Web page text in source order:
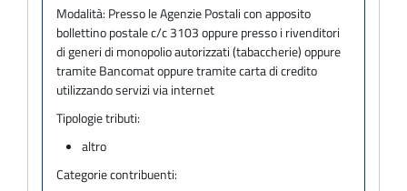
Modalità: Presso le Agenzie Postali con apposito
bollettino postale c/c 3103 oppure presso i rivenditori
di generi di monopolio autorizzati (tabaccherie) oppure
tramite Bancomat oppure tramite carta di credito
utilizzando servizi via internet
Tipologie tributi:
altro
Categorie contribuenti: